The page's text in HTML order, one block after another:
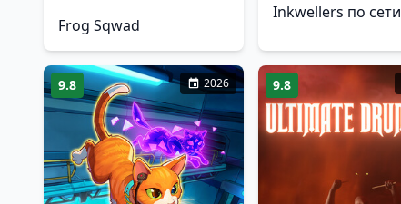
Frog Sqwad
Inkwellers по сети
9.8 2026 9.8